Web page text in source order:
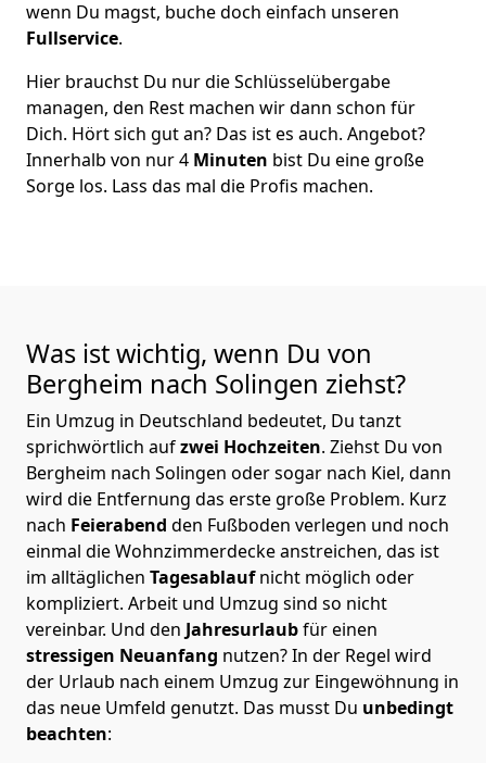
wenn Du magst, buche doch einfach unseren
Fullservice.
Hier brauchst Du nur die Schlüsselübergabe
managen, den Rest machen wir dann schon für
Dich. Hört sich gut an? Das ist es auch. Angebot?
Innerhalb von nur 4 Minuten bist Du eine große
Sorge los. Lass das mal die Profis machen.
Was ist wichtig, wenn Du von
Bergheim nach Solingen ziehst?
Ein Umzug in Deutschland bedeutet, Du tanzt
sprichwörtlich aufzwei Hochzeiten. Ziehst Du von
Bergheim nach Solingen oder sogar nach Kiel, dann
wird die Entfernung das erste große Problem. Kurz
nach Feierabend den Fußboden verlegen und noch
einmal die Wohnzimmerdecke anstreichen, das ist
im alltäglichen Tagesablaufnicht möglich oder
kompliziert. Arbeit und Umzug sind so nicht
vereinbar. Und den Jahresurlaubfür einen
stressigen Neuanfang nutzen? In der Regel wird
der Urlaub nach einem Umzug zur Eingewöhnung in
das neue Umfeld genutzt. Das musst Du unbedingt
beachten: